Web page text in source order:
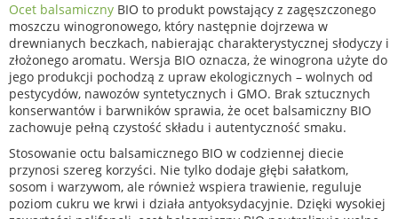
Ocet balsamiczny BIO to produkt powstający z zagęszczonego
moszczu winogronowego, który następnie dojrzewa w
drewnianych beczkach, nabierając charakterystycznej słodyczy i
złożonego aromatu. Wersja BIO oznacza, że winogrona użyte do
jego produkcji pochodzą z upraw ekologicznych – wolnych od
pestycydów, nawozów syntetycznych i GMO. Brak sztucznych
konserwantów i barwników sprawia, że ocet balsamiczny BIO
zachowuje pełną czystość składu i autentyczność smaku.
Stosowanie octu balsamicznego BIO w codziennej diecie
przynosi szereg korzyści. Nie tylko dodaje głębi sałatkom,
sosom i warzywom, ale również wspiera trawienie, reguluje
poziom cukru we krwi i działa antyoksydacyjnie. Dzięki wysokiej